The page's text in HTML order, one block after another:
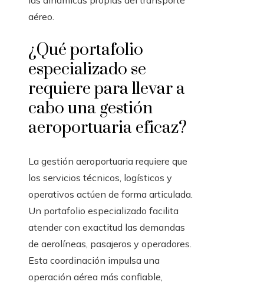
aéreo.
¿Qué portafolio
especializado se
requiere para llevar a
cabo una gestión
aeroportuaria eficaz?
La gestión aeroportuaria requiere que
los servicios técnicos, logísticos y
operativos actúen de forma articulada.
Un portafolio especializado facilita
atender con exactitud las demandas
de aerolíneas, pasajeros y operadores.
Esta coordinación impulsa una
operación aérea más confiable,